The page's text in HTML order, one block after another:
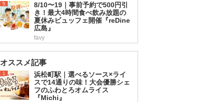
5
8/10〜19｜事前予約で500円引
き！最大4時間食べ飲み放題の
夏休みビュッフェ開催『reDine
広島』
favy
オススメ記事
1
浜松町駅｜選べるソース×ライ
スで14通りの味！大会優勝シェ
フのふわとろオムライス
『Michi』